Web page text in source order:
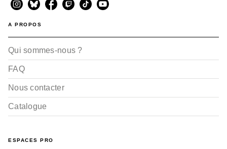
A PROPOS
Qui sommes-nous ?
FAQ
Nous contacter
Catalogue
ESPACES PRO